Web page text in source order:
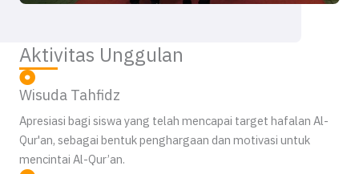
Aktivitas Unggulan
Wisuda Tahfidz
Apresiasi bagi siswa yang telah mencapai target hafalan Al-
Qur'an, sebagai bentuk penghargaan dan motivasi untuk
mencintai Al-Qur’an.